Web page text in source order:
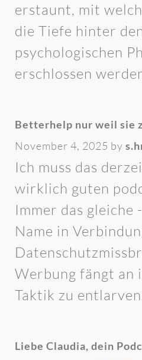
erstaunt, mit
die Tiefe hinter
psychologischen
erschlossen
Betterhelp nur weil sie
November 4, 2025 by
Ich muss das
wirklich guten
Immer das gleiche
Name in
Werbung fängt an
Taktik zu
Liebe Claudia, dein